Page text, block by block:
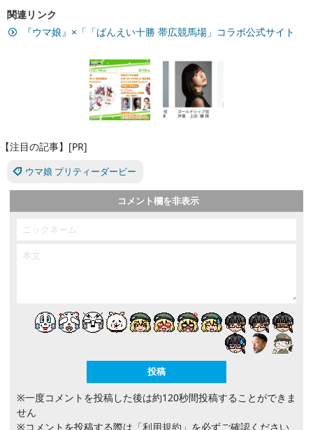
関連リンク
『ウマ娘』×「「ばんえい十勝 帯広競馬場」コラボ公式サイト
【注目の記事】[PR]
ウマ娘 プリティーダービー
コメント欄を非表示
※一度コメントを投稿した後は約120秒間投稿することができま
せん
※コメントを投稿する際は 「利用規約」 を必ずご確認ください